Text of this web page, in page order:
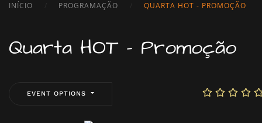
INÍCIO PROGRAMAÇÃO QUARTA HOT - PROMOÇÃO
Quarta HOT - Promoção
EVENT OPTIONS